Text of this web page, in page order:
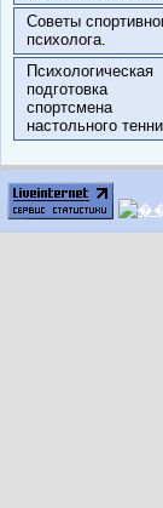
Советы
психолога.
Психологическая
подготовка
спортсмена
настольного